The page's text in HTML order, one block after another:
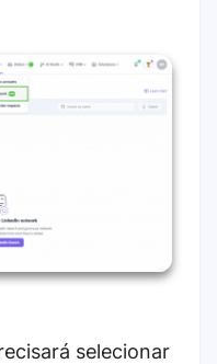
selecionar